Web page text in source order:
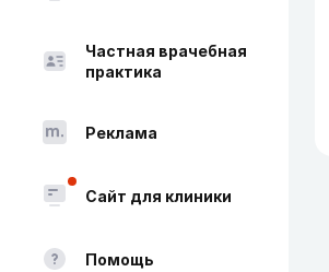
Частная врачебная
практика
Реклама
Сайт для клиники
Помощь